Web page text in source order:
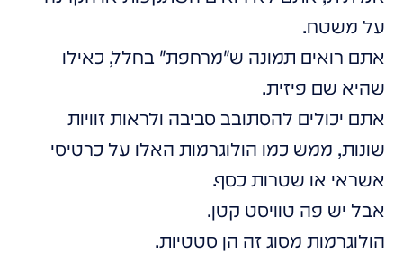
על משטח.
אתם רואים תמונה ש"מרחפת" בחלל, כאילו
שהיא שם פיזית.
אתם יכולים להסתובב סביבה ולראות זוויות
שונות, ממש כמו הולוגרמות האלו על כרטיסי
אשראי או שטרות כסף.
אבל יש פה טוויסט קטן.
הולוגרמות מסוג זה הן סטטיות.